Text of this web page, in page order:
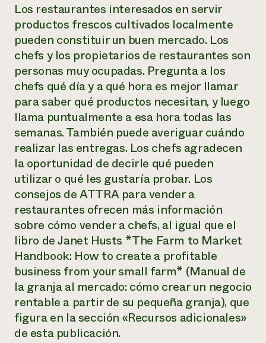
Los restaurantes interesados en servir
productos frescos cultivados localmente
pueden constituir un buen mercado. Los
chefs y los propietarios de restaurantes son
personas muy ocupadas. Pregunta a los
chefs qué día y a qué hora es mejor llamar
para saber qué productos necesitan, y luego
llama puntualmente a esa hora todas las
semanas. También puede averiguar cuándo
realizar las entregas. Los chefs agradecen
la oportunidad de decirle qué pueden
utilizar o qué les gustaría probar. Los
consejos de ATTRA para vender a
restaurantes ofrecen más información
sobre cómo vender a chefs, al igual que el
libro de Janet Husts *The Farm to Market
Handbook: How to create a profitable
business from your small farm* (Manual de
la granja al mercado: cómo crear un negocio
rentable a partir de su pequeña granja), que
figura en la sección «Recursos adicionales»
de esta publicación.